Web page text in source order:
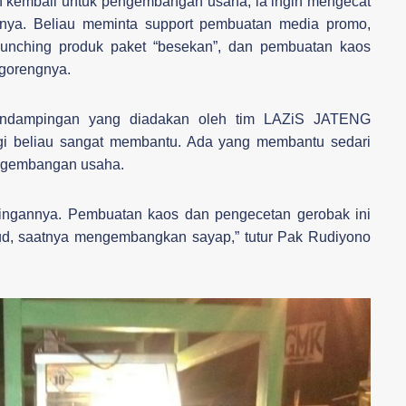
Beliau meminta support pembuatan media promo,
produk paket “besekan”, dan pembuatan kaos
yang diadakan oleh tim LAZiS JATENG
beliau sangat membantu. Ada yang membantu sedari
usaha.
Pembuatan kaos dan pengecetan gerobak ini
saatnya mengembangkan sayap,” tutur Pak Rudiyono